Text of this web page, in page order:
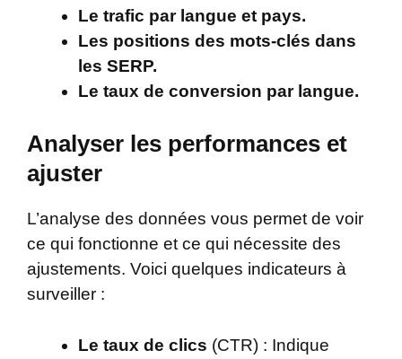
Le trafic par langue et pays.
Les positions des mots-clés dans
les SERP.
Le taux de conversion par langue.
Analyser les performances et
ajuster
L’analyse des données vous permet de voir
ce qui fonctionne et ce qui nécessite des
ajustements. Voici quelques indicateurs à
surveiller :
Le taux de clics (CTR) : Indique